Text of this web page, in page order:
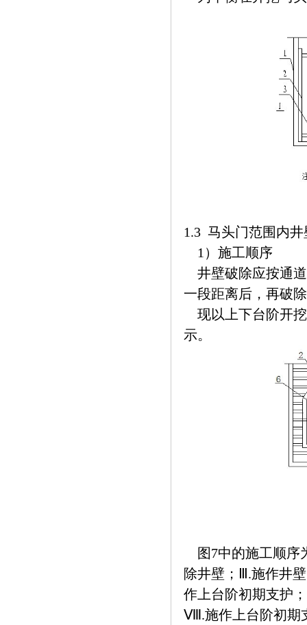
1.3 马头门范围内
1）施工顺序
井壁破除应按通
一段距离后，再破
现以上下台阶开
示。
图7中的施工顺序
除井壁；Ⅲ.施作井
作上台阶初期支护
Ⅷ.施作上台阶初期